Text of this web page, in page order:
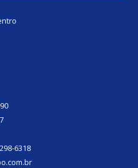
6318